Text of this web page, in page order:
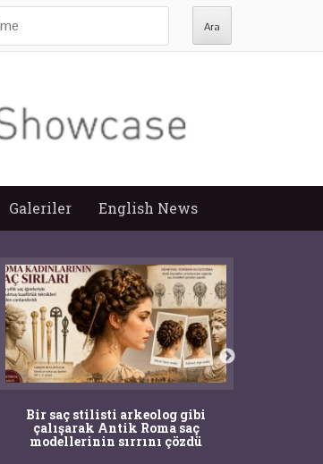
Galeriler English News
Bir saç stilisti arkeolog gibi
çalışarak Antik Roma saç
modellerinin sırrını çözdü